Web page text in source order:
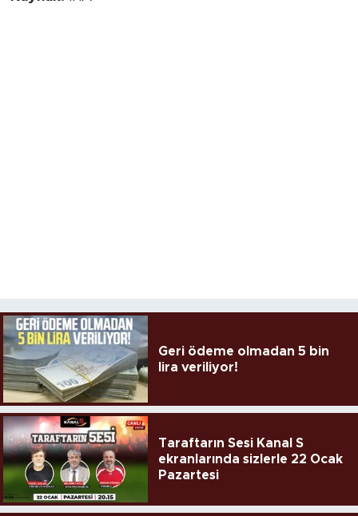
Geri ödeme olmadan 5 bin
lira veriliyor!
Taraftarın Sesi Kanal S
ekranlarında sizlerle 22 Ocak
Pazartesi